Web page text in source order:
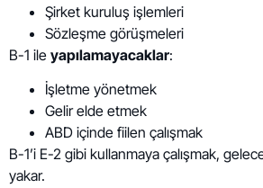
Şirket kuruluş işlemleri
Sözleşme görüşmeleri
B-1 ile yapılamayacaklar:
İşletme yönetmek
Gelir elde etmek
ABD içinde fiilen çalışmak
B-1’i E-2 gibi kullanmaya çalışmak,
yakar.